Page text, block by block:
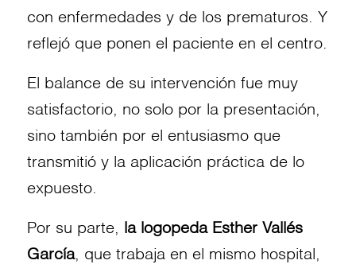
con enfermedades y de los prematuros. Y
reflejó que ponen el paciente en el centro.
El balance de su intervención fue muy
satisfactorio, no solo por la presentación,
sino también por el entusiasmo que
transmitió y la aplicación práctica de lo
expuesto.
Por su parte, la logopeda Esther Vallés
García, que trabaja en el mismo hospital,